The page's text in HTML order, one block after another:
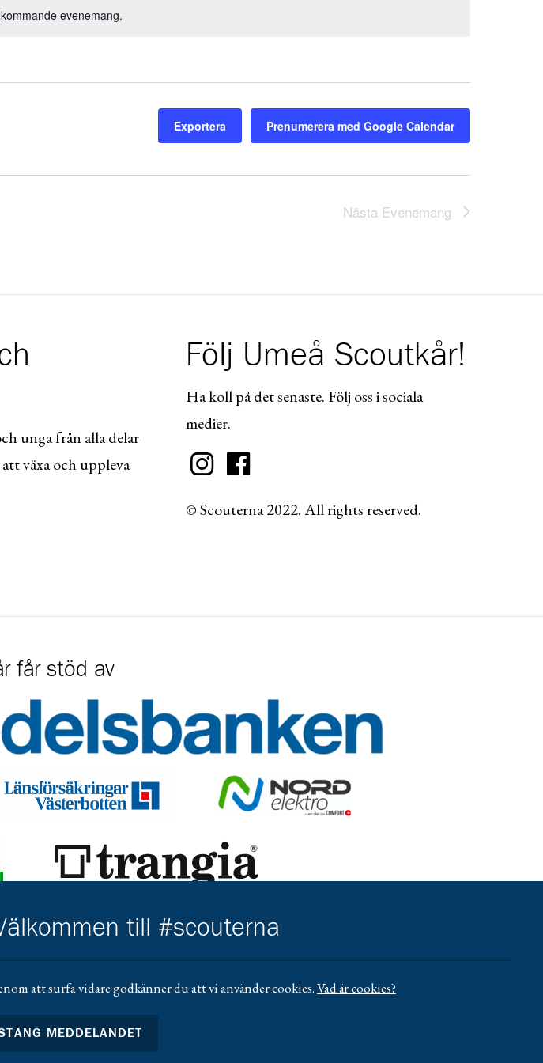
Notice evenemang.
Exportera Prenumerera med Google Calendar
Nästa Evenemang
unga från alla delar
växa och uppleva
Följ Umeå Scoutkår!
Ha koll på det senaste. Följ oss i sociala
medier.
© Scouterna 2022. All rights reserved.
får stöd av
sv/hitta-bankkontor/umea-city
till https://www.lansforsakringar.se/vasterbotten/privat/
Gå till https://nordelektro.se/
upplevaochgora/foreningarforeningsliv
Gå till https://trangia.se/
Gå till https://www.sensus.se/samarbeta/rattigheter-och-hallbarhet/
Gå till https://www.mucf.se/bidrag/barn-och-ungdomsorganisationer
till #scouterna
att surfa vidare godkänner du att vi använder cookies.Vad är cookies?
MEDDELANDET